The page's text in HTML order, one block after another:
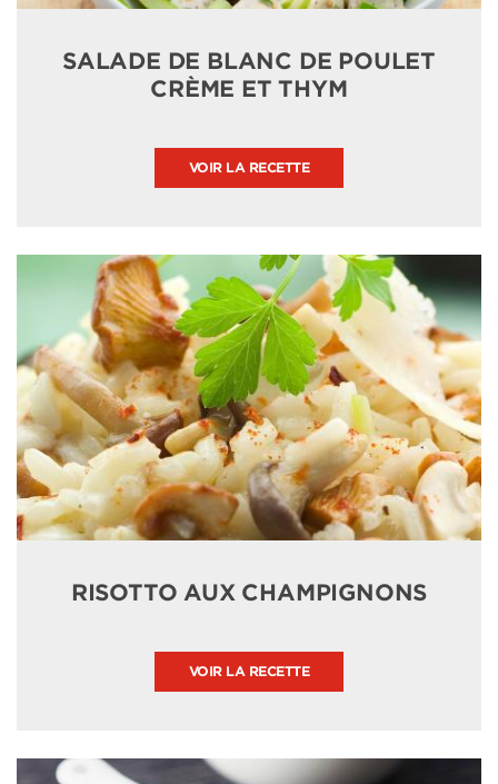
SALADE DE BLANC DE POULET
CRÈME ET THYM
VOIR LA RECETTE
RISOTTO AUX CHAMPIGNONS
VOIR LA RECETTE